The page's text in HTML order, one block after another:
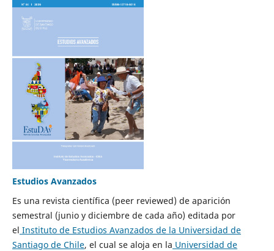
Estudios Avanzados
Es una revista científica (peer reviewed) de aparición
semestral (junio y diciembre de cada año) editada por
el Instituto de Estudios Avanzados de la Universidad de
Santiago de Chile, el cual se aloja en la Universidad de